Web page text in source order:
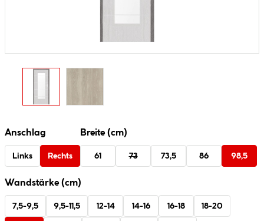
Anschlag
Links Rechts
Breite (cm)
61 73 73,5 86 98,5
Wandstärke (cm)
7,5-9,5 9,5-11,5 12-14 14-16 16-18 18-20